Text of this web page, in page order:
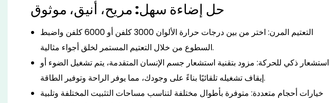
التعتيم المرن: اختر من بين درجات حرارة الألوان 3000 كلفن أو 6000 كلفن واضبط
السطوع من خلال التعتيم المستمر لخلق أجواء مثالية.
استشعار ذكي للحركة: مزود بتقنية استشعار جسم الإنسان المتقدمة، يتم تشغيل الضوء أو
إيقاف تشغيله تلقائيًا بناءً على وجودك، مما يوفر الراحة وتوفير الطاقة.
خيارات أحجام متعددة: متوفرة بأطوال مختلفة لتناسب مساحات التثبيت المختلفة وتلبية